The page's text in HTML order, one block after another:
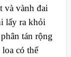
và vành đai
lấy ra khỏi
tán rộng
có thể